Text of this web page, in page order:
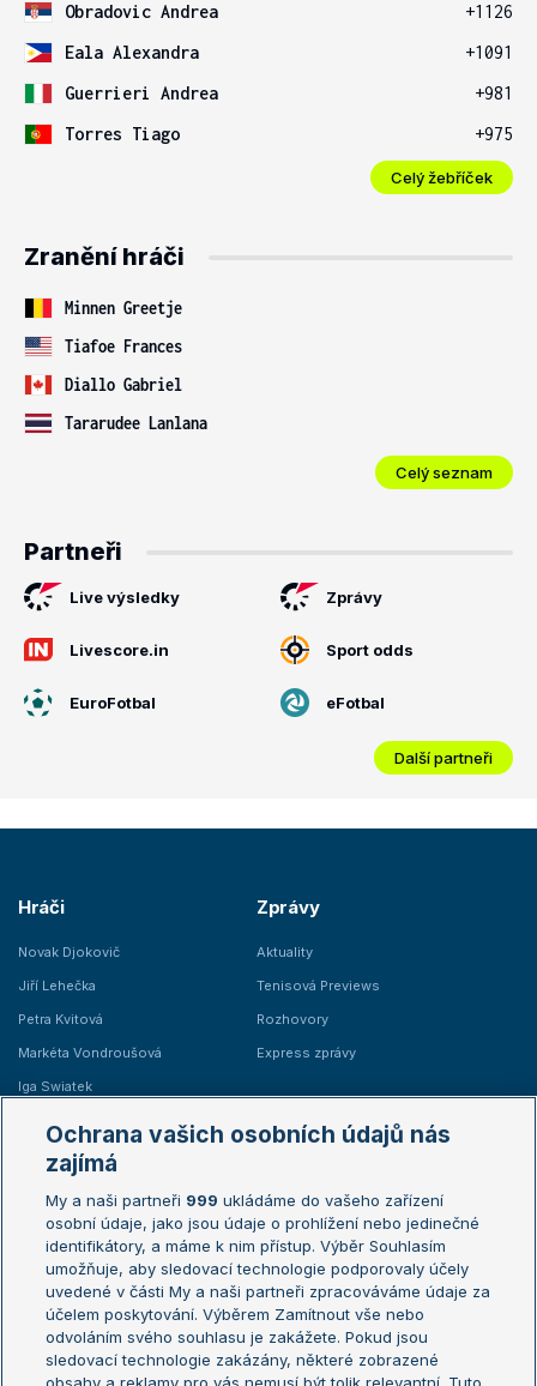
Obradovic Andrea
+1126
Eala Alexandra
+1091
Guerrieri Andrea
+981
Torres Tiago
+975
Celý žebříček
Zranění hráči
Minnen Greetje
Tiafoe Frances
Diallo Gabriel
Tararudee Lanlana
Celý seznam
Partneři
Live výsledky Zprávy
Livescore.in Sport odds
EuroFotbal eFotbal
Další partneři
Hráči
Novak Djokovič
Jiří Lehečka
Petra Kvitová
Markéta Vondroušová
Iga Swiatek
Zprávy
Aktuality
Tenisová Previews
Rozhovory
Express zprávy
Žebříčky
Žebříček ATP (muži)
Žebříček WTA (ženy)
Sázkařský žebříček
Australian Open
French Open
Wimbledon
US Open
Turnaj mistrů
Turnaj mistryň
Ochrana vašich osobních údajů nás
zajímá
My a naši partneři 999 ukládáme do vašeho zařízení
osobní údaje, jako jsou údaje o prohlížení nebo jedinečné
identifikátory, a máme k nim přístup. Výběr Souhlasím
umožňuje, aby sledovací technologie podporovaly účely
uvedené v části My a naši partneři zpracováváme údaje za
účelem poskytování. Výběrem Zamítnout vše nebo
odvoláním svého souhlasu je zakážete. Pokud jsou
sledovací technologie zakázány, některé zobrazené